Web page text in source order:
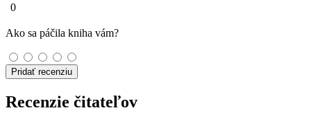
0
Ako sa páčila kniha vám?
Pridať recenziu
Recenzie čitateľov